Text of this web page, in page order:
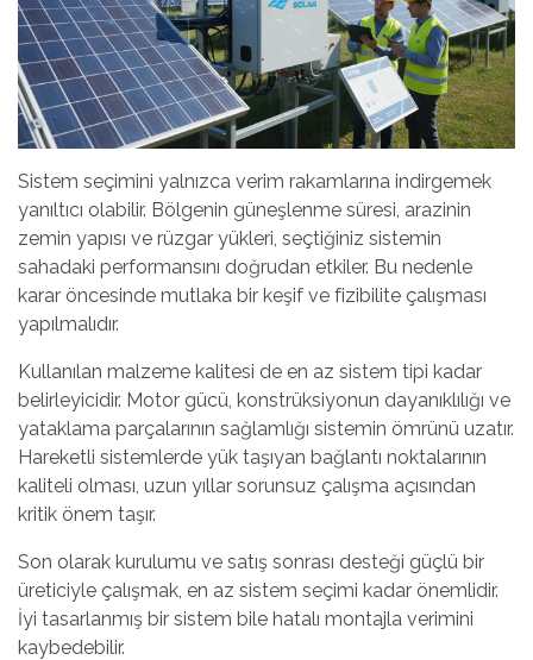
Sistem seçimini yalnızca verim rakamlarına indirgemek
yanıltıcı olabilir. Bölgenin güneşlenme süresi, arazinin
zemin yapısı ve rüzgar yükleri, seçtiğiniz sistemin
sahadaki performansını doğrudan etkiler. Bu nedenle
karar öncesinde mutlaka bir keşif ve fizibilite çalışması
yapılmalıdır.
Kullanılan malzeme kalitesi de en az sistem tipi kadar
belirleyicidir. Motor gücü, konstrüksiyonun dayanıklılığı ve
yataklama parçalarının sağlamlığı sistemin ömrünü uzatır.
Hareketli sistemlerde yük taşıyan bağlantı noktalarının
kaliteli olması, uzun yıllar sorunsuz çalışma açısından
kritik önem taşır.
Son olarak kurulumu ve satış sonrası desteği güçlü bir
üreticiyle çalışmak, en az sistem seçimi kadar önemlidir.
İyi tasarlanmış bir sistem bile hatalı montajla verimini
kaybedebilir.